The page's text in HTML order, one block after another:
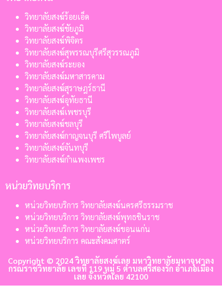
วิทยาลัยสงฆ์ร้อยเอ็ด
วิทยาลัยสงฆ์ชัยภูมิ
วิทยาลัยสงฆ์พิจิตร
วิทยาลัยสงฆ์สุพรรณบุรีศรีสุวรรณภูมิ
วิทยาลัยสงฆ์ระยอง
วิทยาลัยสงฆ์มหาสารคาม
วิทยาลัยสงฆ์สุราษฎร์ธานี
วิทยาลัยสงฆ์อุทัยธานี
วิทยาลัยสงฆ์เพชรบุรี
วิทยาลัยสงฆ์ชลบุรี
วิทยาลัยสงฆ์กาญจนบุรี ศรีไพบูลย์
วิทยาลัยสงฆ์จันทบุรี
วิทยาลัยสงฆ์กำแพงเพชร
หน่วยวิทยบริการ
หน่วยวิทยบริการ วิทยาลัยสงฆ์นครศรีธรรมราช
หน่วยวิทยบริการ วิทยาลัยสงฆ์พุทธชินราช
หน่วยวิทยบริการ วิทยาลัยสงฆ์ขอนแก่น
หน่วยวิทยบริการ คณะสังคมศาตร์
Copyright © 2024 วิทยาลัยสงฆ์เลย มหาวิทยาลัยมหาจุฬาลง
กรณราชวิทยาลัย เลขที่ 119 หมู่ 5 ตำบลศรีสองรัก อำเภอเมือง
เลย จังหวัดเลย 42100